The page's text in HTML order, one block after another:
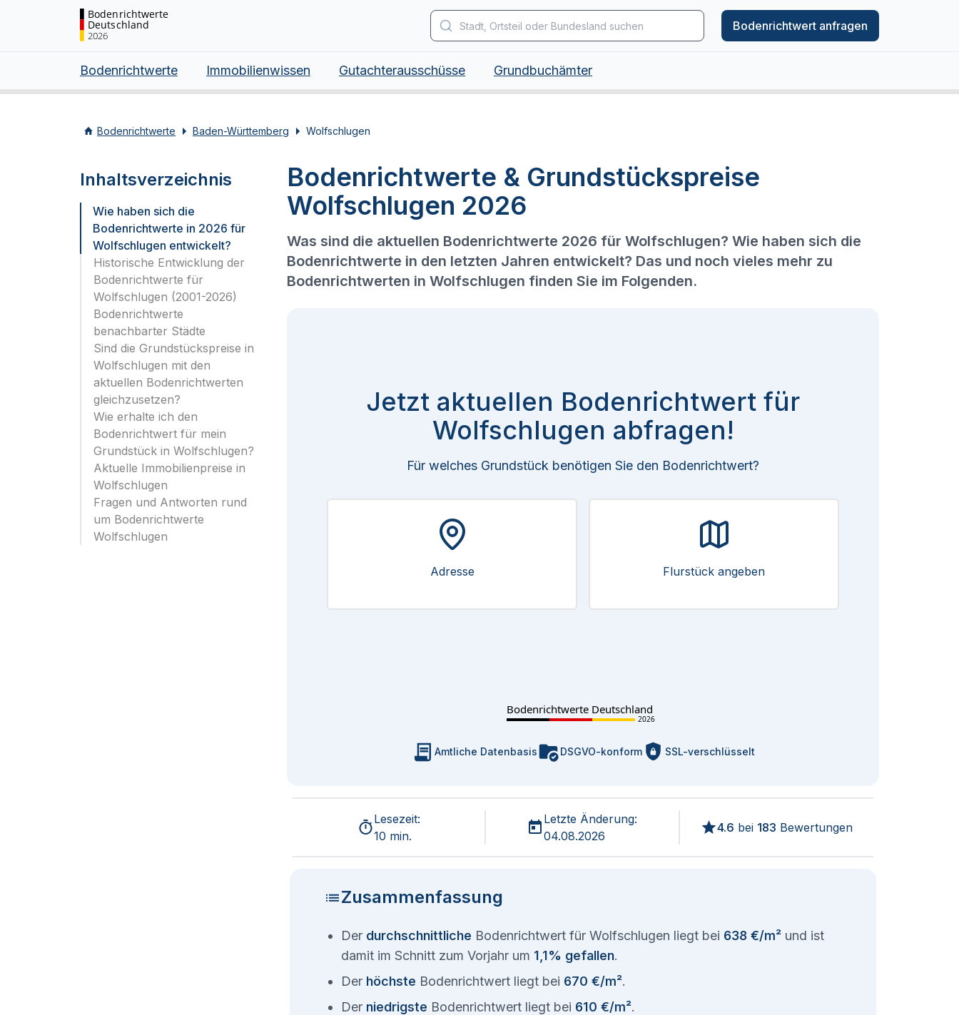
Bodenrichtwerte
Deutschland
2026
Bodenrichtwert anfragen
Bodenrichtwerte Immobilienwissen Gutachterausschüsse Grundbuchämter
Bodenrichtwerte Baden-Württemberg Wolfschlugen
Inhaltsverzeichnis
Wie haben sich die
Bodenrichtwerte in 2026 für
Wolfschlugen entwickelt?
Historische Entwicklung der
Bodenrichtwerte für
Wolfschlugen (2001-2026)
Bodenrichtwerte
benachbarter Städte
Sind die Grundstückspreise in
Wolfschlugen mit den
aktuellen Bodenrichtwerten
gleichzusetzen?
Wie erhalte ich den
Bodenrichtwert für mein
Grundstück in Wolfschlugen?
Aktuelle Immobilienpreise in
Wolfschlugen
Fragen und Antworten rund
um Bodenrichtwerte
Wolfschlugen
Bodenrichtwerte & Grundstückspreise
Wolfschlugen 2026
Was sind die aktuellen Bodenrichtwerte 2026 für Wolfschlugen? Wie haben sich die
Bodenrichtwerte in den letzten Jahren entwickelt? Das und noch vieles mehr zu
Bodenrichtwerten in Wolfschlugen finden Sie im Folgenden.
Jetzt aktuellen Bodenrichtwert für
Wolfschlugen abfragen!
Für welches Grundstück benötigen Sie den Bodenrichtwert?
Adresse Flurstück angeben
Bodenrichtwerte Deutschland
2026
Amtliche Datenbasis DSGVO-konform SSL-verschlüsselt
Lesezeit:
10 min.
Letzte Änderung:
04.08.2026
4.6 bei 183 Bewertungen
Zusammenfassung
Der durchschnittliche Bodenrichtwert für Wolfschlugen liegt bei 638 €/m² und ist
damit im Schnitt zum Vorjahr um 1,1% gefallen.
Der höchste Bodenrichtwert liegt bei 670 €/m².
Der niedrigste Bodenrichtwert liegt bei 610 €/m².